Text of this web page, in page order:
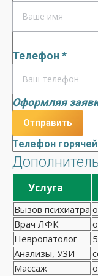
Телефон *
Оформляя
Телефон горячей
Услуга
Вызов психиатра
Врач ЛФК
Невропатолог
Анализы, УЗИ
Массаж